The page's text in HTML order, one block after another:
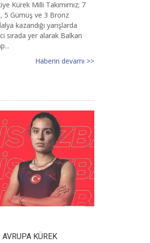
Kürek Milli Takımımız; 7
5 Gümüş ve 3 Bronz
kazandığı yarışlarda
sırada yer alarak Balkan
Haberin devamı >>
AVRUPA KÜREK